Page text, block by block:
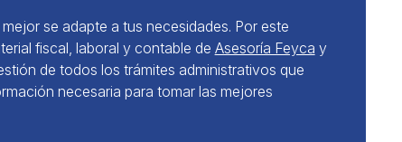
se adapte a tus necesidades. Por este
fiscal, laboral y contable de Asesoría Feyca y
de todos los trámites administrativos que
necesaria para tomar las mejores